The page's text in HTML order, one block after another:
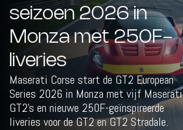
seizoen 2026 in
Monza met 250F-
liveries
Maserati Corse start de GT2 European
Series 2026 in Monza met vijf Maserati
GT2’s en nieuwe 250F-geïnspireerde
liveries voor de GT2 en GT2 Stradale.